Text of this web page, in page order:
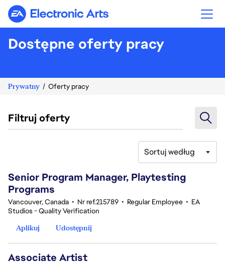
Electronic Arts
Dostępne oferty pracy
Prywatny Oferty pracy
Filtruj oferty
Sortuj według
Senior Program Manager, Playtesting
Programs
Vancouver, Canada • Nr ref.215789 • Regular Employee • EA
Studios - Quality Verification
Aplikuj
Udostępnij
Associate Artist